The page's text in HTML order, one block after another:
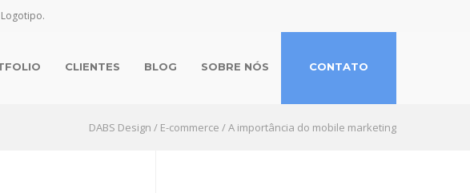
CLIENTES BLOG SOBRE NÓS CONTATO
DABS Design / E-commerce /A importância do mobile marketing